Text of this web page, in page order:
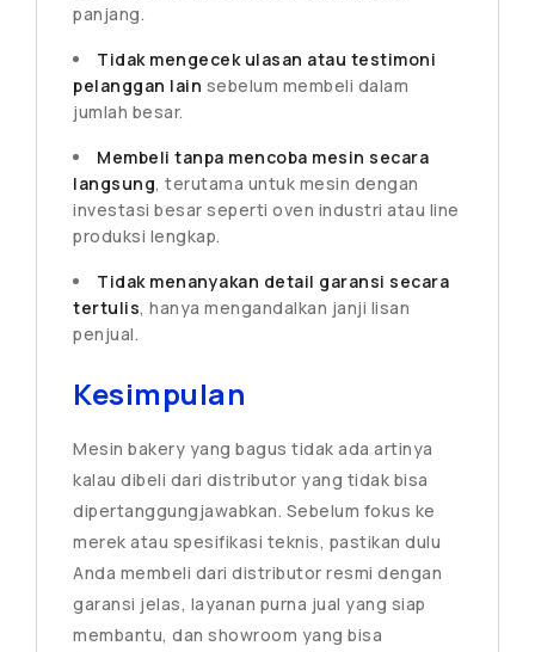
panjang.
Tidak mengecek ulasan atau testimoni
pelanggan lain sebelum membeli dalam
jumlah besar.
Membeli tanpa mencoba mesin secara
langsung, terutama untuk mesin dengan
investasi besar seperti oven industri atau line
produksi lengkap.
Tidak menanyakan detail garansi secara
tertulis, hanya mengandalkan janji lisan
penjual.
Kesimpulan
Mesin bakery yang bagus tidak ada artinya
kalau dibeli dari distributor yang tidak bisa
dipertanggungjawabkan. Sebelum fokus ke
merek atau spesifikasi teknis, pastikan dulu
Anda membeli dari distributor resmi dengan
garansi jelas, layanan purna jual yang siap
membantu, dan showroom yang bisa